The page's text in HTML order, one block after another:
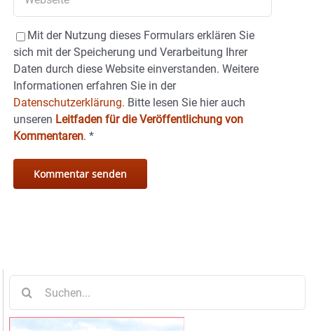
Mit der Nutzung dieses Formulars erklären Sie
sich mit der Speicherung und Verarbeitung Ihrer
Daten durch diese Website einverstanden. Weitere
Informationen erfahren Sie in der
Datenschutzerklärung. Bitte lesen Sie hier auch
unseren Leitfaden für die Veröffentlichung von
Kommentaren. *
nach: